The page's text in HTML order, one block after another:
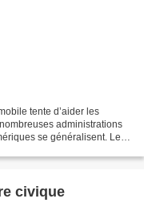
tente d’aider les
administrations
se généralisent. Le
civique